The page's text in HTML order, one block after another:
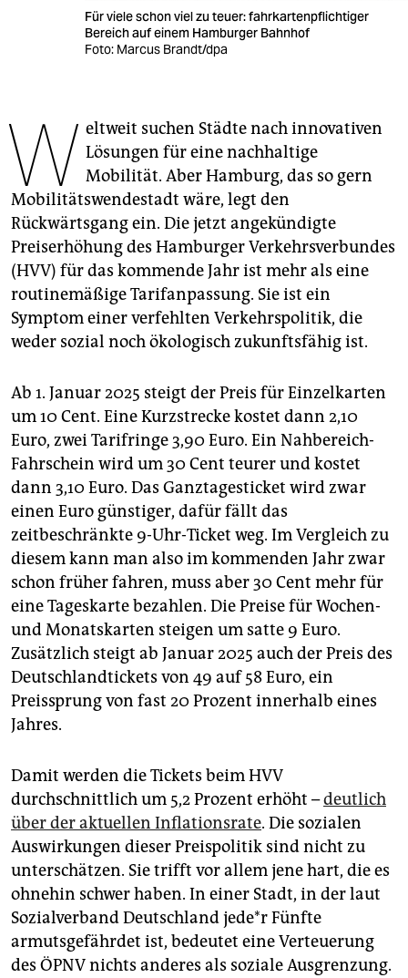
unterstützen
epaper login
Für viele schon viel zu teuer: fahrkartenpflichtiger
Bereich auf einem Hamburger Bahnhof
Foto: Marcus Brandt/dpa
W eltweit suchen Städte nach innovativen
Lösungen für eine nachhaltige
Mobilität. Aber Hamburg, das so gern
Mobilitätswendestadt wäre, legt den
Rückwärtsgang ein. Die jetzt angekündigte
Preiserhöhung des Hamburger Verkehrsverbundes
(HVV) für das kommende Jahr ist mehr als eine
routinemäßige Tarifanpassung. Sie ist ein
Symptom einer verfehlten Verkehrspolitik, die
weder sozial noch ökologisch zukunftsfähig ist.
Ab 1. Januar 2025 steigt der Preis für Einzelkarten
um 10 Cent. Eine Kurzstrecke kostet dann 2,10
Euro, zwei Tarifringe 3,90 Euro. Ein Nahbereich-
Fahrschein wird um 30 Cent teurer und kostet
dann 3,10 Euro. Das Ganztagesticket wird zwar
einen Euro günstiger, dafür fällt das
zeitbeschränkte 9-Uhr-Ticket weg. Im Vergleich zu
diesem kann man also im kommenden Jahr zwar
schon früher fahren, muss aber 30 Cent mehr für
eine Tageskarte bezahlen. Die Preise für Wochen-
und Monatskarten steigen um satte 9 Euro.
Zusätzlich steigt ab Januar 2025 auch der Preis des
Deutschlandtickets von 49 auf 58 Euro, ein
Preissprung von fast 20 Prozent innerhalb eines
Jahres.
Damit werden die Tickets beim HVV
durchschnittlich um 5,2 Prozent erhöht –deutlich
über der aktuellen Inflationsrate. Die sozialen
Auswirkungen dieser Preispolitik sind nicht zu
unterschätzen. Sie trifft vor allem jene hart, die es
ohnehin schwer haben. In einer Stadt, in der laut
Sozialverband Deutschland je­de*r Fünfte
armutsgefährdet ist, bedeutet eine Verteuerung
des ÖPNV nichts anderes als soziale Ausgrenzung.